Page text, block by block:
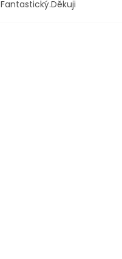
Fantastický.Děkuji